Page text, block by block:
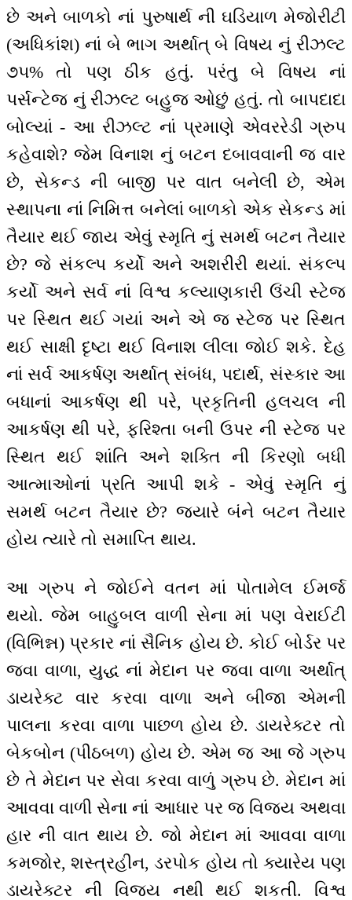
છે અને બાળકો નાં પુરુષાર્થ ની ઘડિયાળ મેજોરીટી
(અધિકાંશ) નાં બે ભાગ અર્થાત્ બે વિષય નું રીઝલ્ટ
૭૫% તો પણ ઠીક હતું. પરંતુ બે વિષય નાં
પર્સન્ટેજ નું રીઝલ્ટ બહુજ ઓછું હતું. તો બાપદાદા
બોલ્યાં - આ રીઝલ્ટ નાં પ્રમાણે એવરરેડી ગ્રુપ
કહેવાશે? જેમ વિનાશ નું બટન દબાવવાની જ વાર
છે, સેકન્ડ ની બાજી પર વાત બનેલી છે, એમ
સ્થાપના નાં નિમિત્ત બનેલાં બાળકો એક સેકન્ડ માં
તૈયાર થઈ જાય એવું સ્મૃતિ નું સમર્થ બટન તૈયાર
છે? જે સંકલ્પ કર્યો અને અશરીરી થયાં. સંકલ્પ
કર્યો અને સર્વ નાં વિશ્વ કલ્યાણકારી ઉંચી સ્ટેજ
પર સ્થિત થઈ ગયાં અને એ જ સ્ટેજ પર સ્થિત
થઈ સાક્ષી દૃષ્ટા થઈ વિનાશ લીલા જોઈ શકે. દેહ
નાં સર્વ આકર્ષણ અર્થાત્ સંબંધ, પદાર્થ, સંસ્કાર આ
બધાનાં આકર્ષણ થી પરે, પ્રકૃતિની હલચલ ની
આકર્ષણ થી પરે, ફરિશ્તા બની ઉપર ની સ્ટેજ પર
સ્થિત થઈ શાંતિ અને શક્તિ ની કિરણો બધી
આત્માઓનાં પ્રતિ આપી શકે - એવું સ્મૃતિ નું
સમર્થ બટન તૈયાર છે? જ્યારે બંને બટન તૈયાર
હોય ત્યારે તો સમાપ્તિ થાય.
આ ગ્રુપ ને જોઈને વતન માં પોતામેલ ઈમર્જ
થયો. જેમ બાહુબલ વાળી સેના માં પણ વેરાઈટી
(વિભિન્ન) પ્રકાર નાં સૈનિક હોય છે. કોઈ બોર્ડર પર
જવા વાળા, યુદ્ધ નાં મેદાન પર જવા વાળા અર્થાત્
ડાયરેક્ટ વાર કરવા વાળા અને બીજા એમની
પાલના કરવા વાળા પાછળ હોય છે. ડાયરેક્ટર તો
બેકબોન (પીઠબળ) હોય છે. એમ જ આ જે ગ્રુપ
છે તે મેદાન પર સેવા કરવા વાળું ગ્રુપ છે. મેદાન માં
આવવા વાળી સેના નાં આધાર પર જ વિજય અથવા
હાર ની વાત થાય છે. જો મેદાન માં આવવા વાળા
કમજોર, શસ્ત્રહીન, ડરપોક હોય તો ક્યારેય પણ
ડાયરેક્ટર ની વિજય નથી થઈ શકતી. વિશ્વ